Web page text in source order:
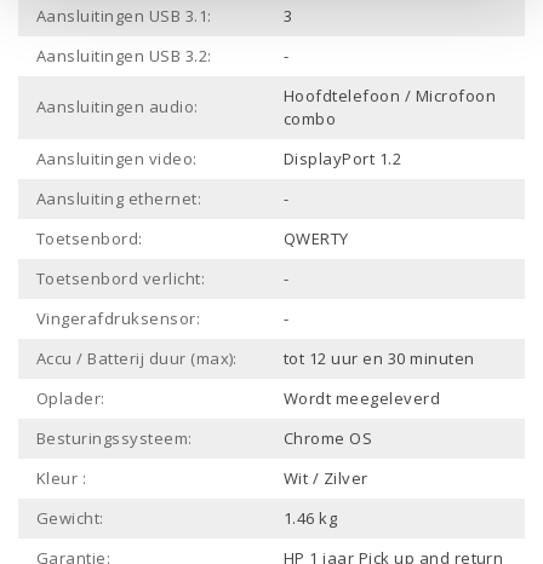
Aansluitingen USB 3.1:
3
Aansluitingen USB 3.2:
-
Aansluitingen audio:
Hoofdtelefoon / Microfoon
combo
Aansluitingen video:
DisplayPort 1.2
Aansluiting ethernet:
-
Toetsenbord:
QWERTY
Toetsenbord verlicht:
-
Vingerafdruksensor:
-
Accu / Batterij duur (max):
tot 12 uur en 30 minuten
Oplader:
Wordt meegeleverd
Besturingssysteem:
Chrome OS
Kleur :
Wit / Zilver
Gewicht:
1.46 kg
Garantie:
HP 1 jaar Pick up and return